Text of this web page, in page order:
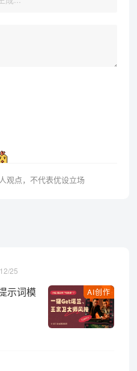
观点，不代表优设立场
25
AI创作
示词模